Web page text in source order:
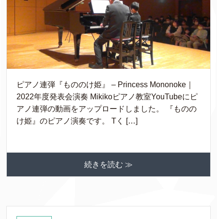
ピアノ連弾『もののけ姫』 – Princess Mononoke｜
2022年度発表会演奏 Mikikoピアノ教室YouTubeにピ
アノ連弾の動画をアップロードしました。 『ものの
け姫』のピアノ演奏です。 Tく […]
続きを読む ≫